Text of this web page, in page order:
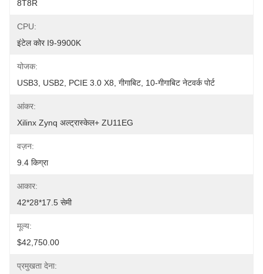
8T8R
CPU:
इंटेल कोर I9-9900K
योजक:
USB3, USB2, PCIE 3.0 X8, गीगाबिट, 10-गीगाबिट नेटवर्क पोर्ट
आंकर:
Xilinx Zynq अल्ट्रास्केल+ ZU11EG
वज़न:
9.4 किग्रा
आकार:
42*28*17.5 सेमी
मूल्य:
$42,750.00
प्रमुखता देना: